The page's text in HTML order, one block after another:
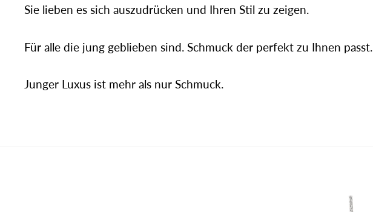
Sie lieben es sich auszudrücken und Ihren Stil zu zeigen.
Für alle die jung geblieben sind. Schmuck der perfekt zu Ihnen passt.
Junger Luxus ist mehr als nur Schmuck.